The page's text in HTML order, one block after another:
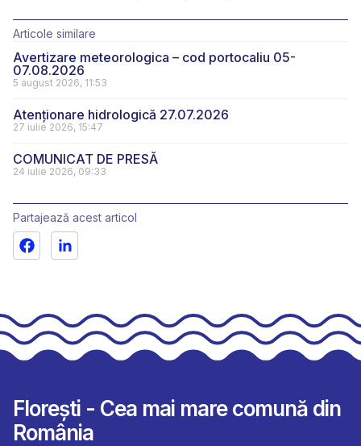
Articole similare
Avertizare meteorologica – cod portocaliu 05-
07.08.2026
5 august 2026, 11:53
Atenționare hidrologică 27.07.2026
27 iulie 2026, 15:47
COMUNICAT DE PRESĂ
24 iulie 2026, 09:33
Partajează acest articol
Florești - Cea mai mare comună din
România